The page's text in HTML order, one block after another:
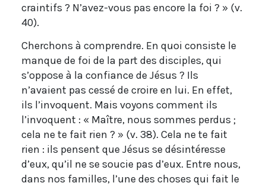
craintifs ? N’avez-vous pas encore la foi ? » (v.
40).
Cherchons à comprendre. En quoi consiste le
manque de foi de la part des disciples, qui
s’oppose à la confiance de Jésus ? Ils
n’avaient pas cessé de croire en lui. En effet,
ils l’invoquent. Mais voyons comment ils
l’invoquent : « Maître, nous sommes perdus ;
cela ne te fait rien ? » (v. 38). Cela ne te fait
rien : ils pensent que Jésus se désintéresse
d’eux, qu’il ne se soucie pas d’eux. Entre nous,
dans nos familles, l’une des choses qui fait le